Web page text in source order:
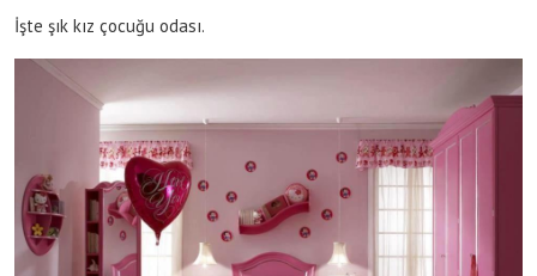
İşte şık kız çocuğu odası.